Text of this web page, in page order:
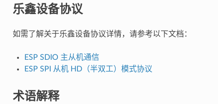
乐鑫设备协议
如需了解关于乐鑫设备协议详情，请参考以下文档：
ESP SDIO 主从机通信
ESP SPI 从机 HD（半双工）模式协议
术语解释